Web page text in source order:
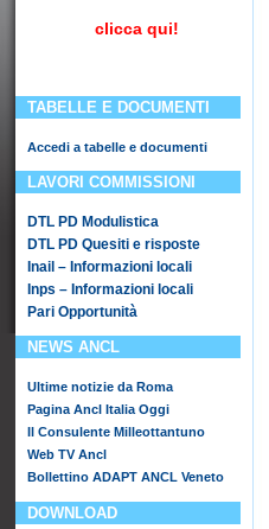
clicca qui!
TABELLE E DOCUMENTI
Accedi a tabelle e documenti
LAVORI COMMISSIONI
DTL PD Modulistica
DTL PD Quesiti e risposte
Inail – Informazioni locali
Inps – Informazioni locali
Pari Opportunità
NEWS ANCL
Ultime notizie da Roma
Pagina Ancl Italia Oggi
Il Consulente Milleottantuno
Web TV Ancl
Bollettino ADAPT ANCL Veneto
DOWNLOAD